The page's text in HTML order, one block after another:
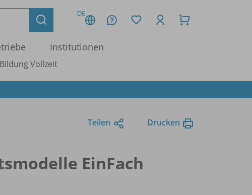
DE
Institutionen
Vollzeit
Teilen Drucken
EinFach